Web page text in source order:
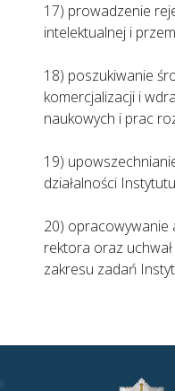
17) prowadzenie
intelektualnej i
18) poszukiwanie
komercjalizacji i
naukowych i prac
19)
działalności
20) opracowywanie
rektora oraz
zakresu zadań